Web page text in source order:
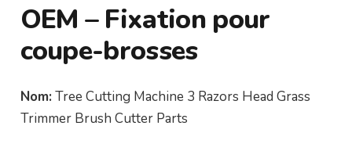
OEM – Fixation pour
coupe-brosses
Nom: Tree Cutting Machine 3 Razors Head Grass
Trimmer Brush Cutter Parts